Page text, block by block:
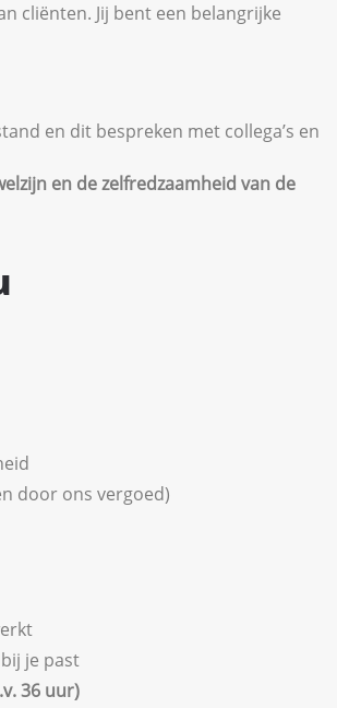
cliënten. Jij bent een belangrijke
en dit bespreken met collega’s en
en de zelfredzaamheid van de
door ons vergoed)
je past
36 uur)